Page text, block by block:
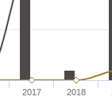
2017 2018